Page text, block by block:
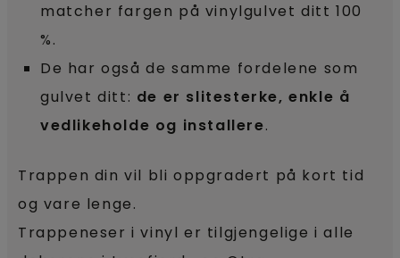
matcher fargen på vinylgulvet ditt 100
%.
De har også de samme fordelene som
gulvet ditt: de er slitesterke, enkle å
vedlikeholde og installere.
Trappen din vil bli oppgradert på kort tid
og vare lenge.
Trappeneser i vinyl er tilgjengelige i alle